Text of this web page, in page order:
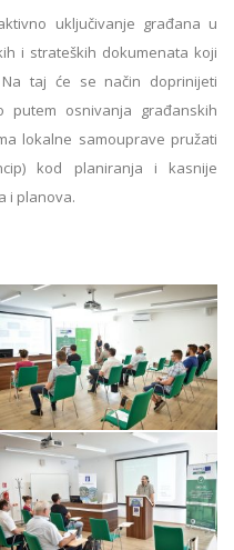
uključivanje građana u
i strateških dokumenata koji
taj će se način doprinijeti
putem osnivanja građanskih
lokalne samouprave pružati
kod planiranja i kasnije
i planova.